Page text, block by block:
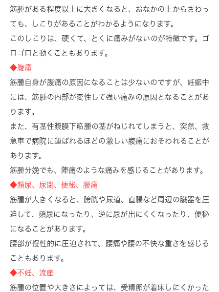
筋腫がある程度以上に大きくなると、おなかの上からさわっ
ても、しこりがあることがわかるようになります。
このしこりは、硬くて、とくに痛みがないのが特徴です。ゴ
ロゴロと動くこともあります。
◆腹痛
筋腫自身が腹痛の原因になることは少ないのですが、妊娠中
には、筋腫の内部が変性して強い痛みの原因となることがあ
ります。
また、有茎性漿膜下筋腫の茎がねじれてしまうと、突然、救
急車で病院に運ばれるほどの激しい腹痛におそわれることが
あります。
筋腫分娩でも、陣痛のような痛みを感じることがあります。
◆頻尿、尿閉、便秘、腰痛
筋腫が大きくなると、膀胱や尿道、直腸など周辺の臓器を圧
迫して、頻尿になったり、逆に尿が出にくくなったり、便秘
になることがあります。
腰部が慢性的に圧迫されて、腰痛や腰の不快な重さを感じる
こともあります。
◆不妊、流産
筋腫の位置や大きさによっては、受精卵が着床しにくかった